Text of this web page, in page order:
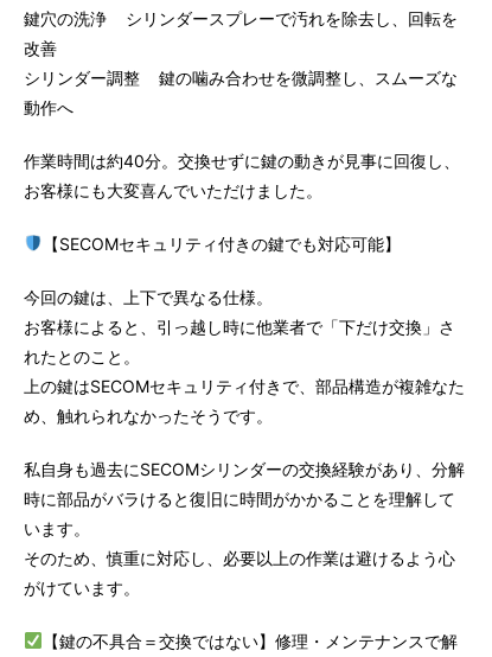
鍵穴の洗浄 シリンダースプレーで汚れを除去し、回転を
改善
シリンダー調整 鍵の噛み合わせを微調整し、スムーズな
動作へ
作業時間は約40分。交換せずに鍵の動きが見事に回復し、
お客様にも大変喜んでいただけました。
【SECOMセキュリティ付きの鍵でも対応可能】
今回の鍵は、上下で異なる仕様。
お客様によると、引っ越し時に他業者で「下だけ交換」さ
れたとのこと。
上の鍵はSECOMセキュリティ付きで、部品構造が複雑なた
め、触れられなかったそうです。
私自身も過去にSECOMシリンダーの交換経験があり、分解
時に部品がバラけると復旧に時間がかかることを理解して
います。
そのため、慎重に対応し、必要以上の作業は避けるよう心
がけています。
【鍵の不具合＝交換ではない】修理・メンテナンスで解